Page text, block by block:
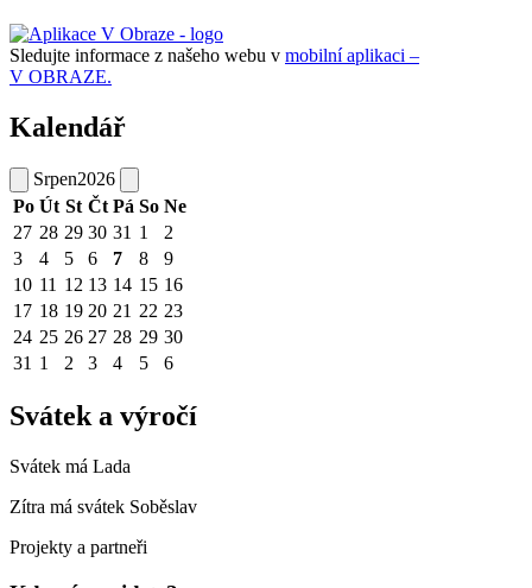
Sledujte informace z našeho webu v mobilní aplikaci –
V OBRAZE.
Kalendář
Srpen2026
Po Út St Čt Pá So Ne
27 28 29 30 31 1
2
3
4 5 6 7 8
9
10 11 12 13 14 15 16
17 18 19 20 21 22 23
24 25 26 27 28 29 30
31 1 2 3 4 5 6
Svátek a výročí
Svátek má Lada
Zítra má svátek Soběslav
Projekty a partneři